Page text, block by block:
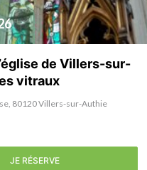
de Villers-sur-
vitraux
80120 Villers-sur-Authie
JE RÉSERVE